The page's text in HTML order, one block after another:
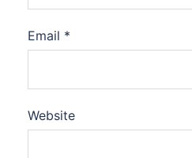
Email *
Website